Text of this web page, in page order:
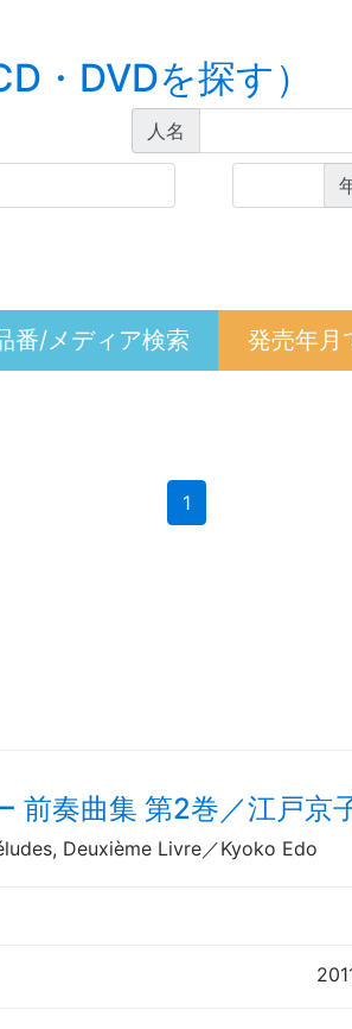
・DVDを探す）
人名
番/メディア検索 発売年月
1(current)
前奏曲集 第2巻／江戸京
Deuxième Livre／Kyoko Edo